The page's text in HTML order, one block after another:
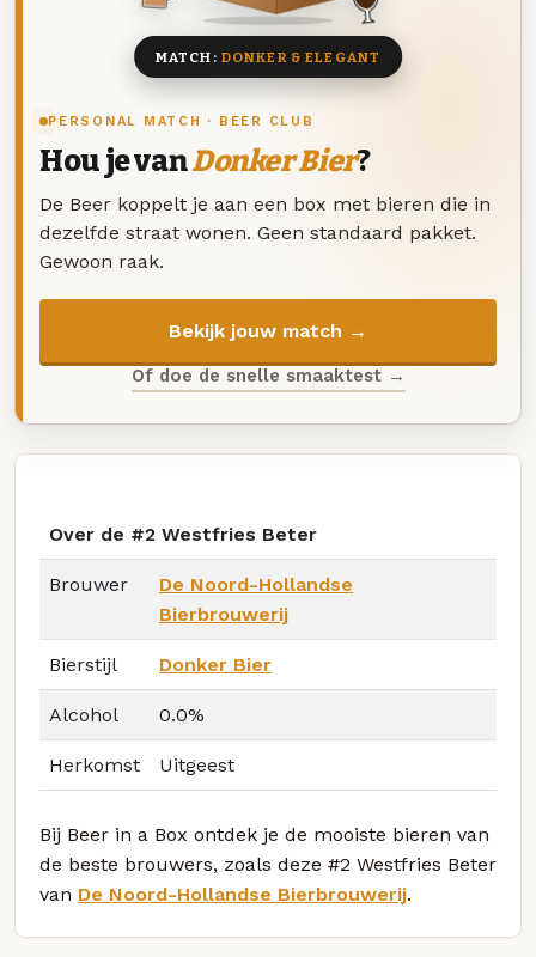
PERSONAL MATCH · BEER CLUB
Hou je vanDonker Bier?
De Beer koppelt je aan een box met bieren die in
dezelfde straat wonen. Geen standaard pakket.
Gewoon raak.
Bekijk jouw match →
Of doe de snelle smaaktest →
MATCH: DONKER & ELEGANT
Over de #2 Westfries Beter
Brouwer
De Noord-Hollandse
Bierbrouwerij
Bierstijl Donker Bier
Alcohol 0.0%
Herkomst Uitgeest
Bij Beer in a Box ontdek je de mooiste bieren van
de beste brouwers, zoals deze #2 Westfries Beter
van De Noord-Hollandse Bierbrouwerij.